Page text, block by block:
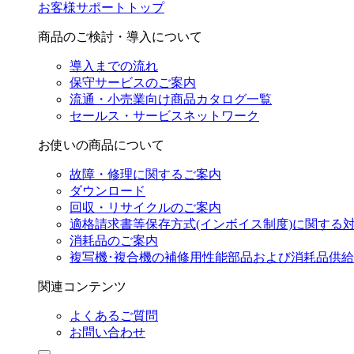
お客様サポートトップ
商品のご検討・導入について
導入までの流れ
保守サービスのご案内
流通・小売業向け商品カタログ一覧
セールス・サービスネットワーク
お使いの商品について
故障・修理に関するご案内
ダウンロード
回収・リサイクルのご案内
適格請求書等保存方式(インボイス制度)に関する
消耗品のご案内
複写機･複合機の補修用性能部品および消耗品供
関連コンテンツ
よくあるご質問
お問い合わせ